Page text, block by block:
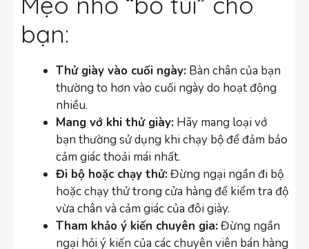
bạn:
Thử giày vào cuối ngày: Bàn chân của bạn
thường to hơn vào cuối ngày do hoạt động
nhiều.
Mang vớ khi thử giày: Hãy mang loại vớ
bạn thường sử dụng khi chạy bộ để đảm bảo
cảm giác thoải mái nhất.
Đi bộ hoặc chạy thử:Đừng ngại ngần đi bộ
hoặc chạy thử trong cửa hàng để kiểm tra độ
vừa chân và cảm giác của đôi giày.
Tham khảo ý kiến chuyên gia:Đừng ngần
ngại hỏi ý kiến của các chuyên viên bán hàng